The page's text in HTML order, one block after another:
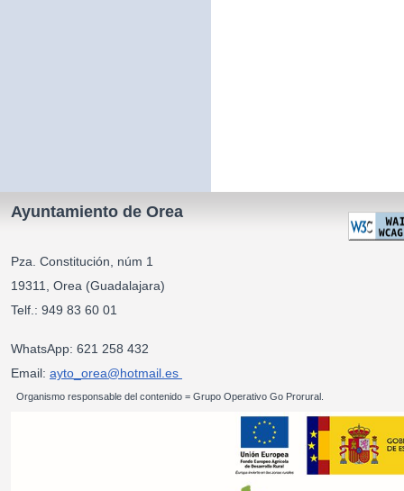
Ayuntamiento de Orea
Pza. Constitución, núm 1
19311, Orea (Guadalajara)
Telf.: 949 83 60 01
WhatsApp: 621 258 432
Email: ayto_orea@hotmail.es
Organismo responsable del contenido = Grupo Operativo Go Prorural.